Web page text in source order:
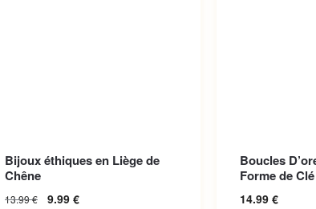
Bijoux éthiques en Liège de
Chêne
13.99€ 9.99 €
Boucles
Forme de
14.99 €
Les options